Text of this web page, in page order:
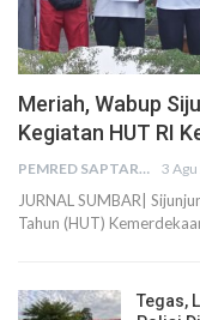
Meriah, Wabup
Kegiatan HUT RI
PEMRED SAPTARIUS 3
JURNAL SUMBAR|
Tahun (HUT)
Tegas,